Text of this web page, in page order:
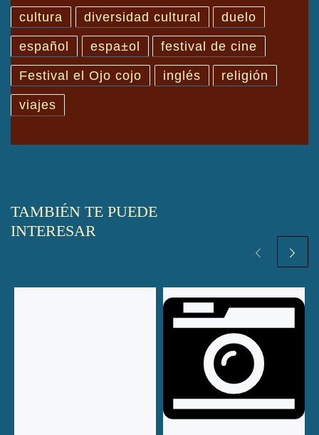
cultura diversidad cultural duelo
español espa±ol festival de cine
Festival el Ojo cojo inglés religión
viajes
TAMBIÉN TE PUEDE
INTERESAR